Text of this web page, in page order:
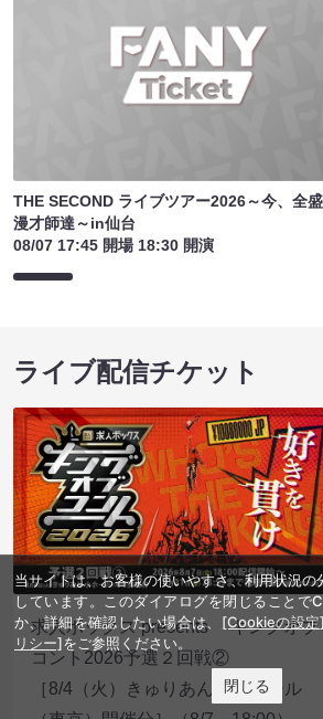
THE SECOND ライブツアー2026～今、全
漫才師達～in仙台
08/07 17:45 開場 18:30 開演
ライブ配信チケット
求人ボックス presents キングオブ
コント2026予選２回戦②
［8/4（火）きゅりあん 小ホール
当サイトは、お客様の使いやすさ、利用状況
しています。このダイアログを閉じることで
か、詳細を確認したい場合は、 [Cookieの設定]
リシー]をご参照ください。
閉じる